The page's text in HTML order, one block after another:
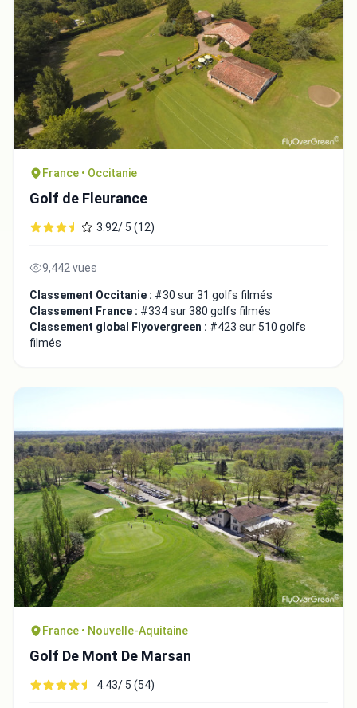
France • Occitanie
Golf de Fleurance
3.92/ 5 (12)
9,442 vues
Classement Occitanie : #30 sur 31 golfs filmés
Classement France : #334 sur 380 golfs filmés
Classement global Flyovergreen : #423 sur 510 golfs
filmés
France • Nouvelle-Aquitaine
Golf De Mont De Marsan
4.43/ 5 (54)